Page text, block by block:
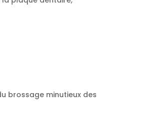
brossage minutieux des